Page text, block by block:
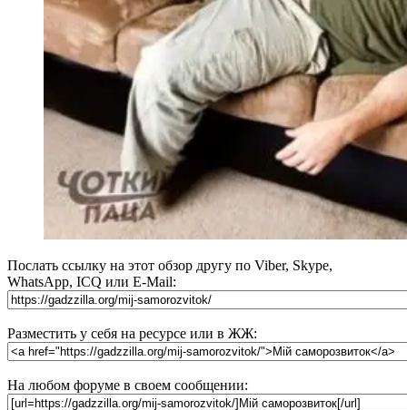
Послать ссылку на этот обзор другу по Viber, Skype,
WhatsApp, ICQ или E-Mail:
Разместить у себя на ресурсе или в ЖЖ:
На любом форуме в своем сообщении: